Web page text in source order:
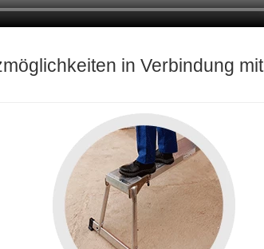
in Verbindung mit